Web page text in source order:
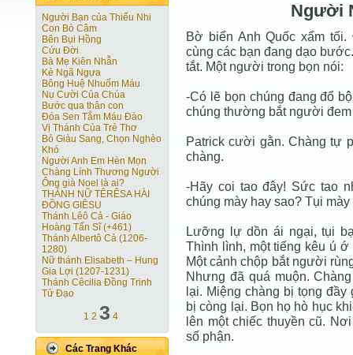
Người Bạn của Thiếu Nhi
Con Bò Câm
Bên Bụi Hồng
Cứu Đời
Bà Mẹ Kiên Nhẫn
Kẻ Ngã Ngựa
Bông Huệ Nhuốm Máu
Nụ Cười Của Chúa
Bước qua thân con
Đóa Sen Tắm Máu Đào
Vị Thánh Của Trẻ Thơ
Bỏ Giàu Sang, Chọn Nghèo
Khó
Người Anh Em Hèn Mọn
Chàng Lính Thương Người
Ông già Noel là ai?
THÁNH NỮ TÊRÊSA HÀI
ÐỒNG GIÊSU
Thánh Lêô Cả - Giáo
Hoàng Tấn Sĩ (+461)
Thánh Albertô Cả (1206-
1280)
Nữ thánh Elisabeth – Hung
Gia Lợi (1207-1231)
Thánh Cêcilia Đồng Trinh
Tử Đạo
1 2 3 4
Các Trang Khác
Người
Bờ biển Anh Quốc xẩm
cùng các bạn đang dạo
tắt. Một người trong bọn nói:
-Có lẽ bọn chúng đang đổ
chúng thường bắt người đem
Patrick cười gằn. Chàng tự
chàng.
-Hãy coi tao đây! Sức tao
chúng mày hay sao? Tụi
Lưỡng lự dồn ái ngại, tụi
Thình lình, một tiếng kêu ú
Một cảnh chộp bắt người
Nhưng đã quá muộn.
lại. Miệng chàng bị tọng
bị còng lại. Bọn họ hò hục
lên một chiếc thuyền cũ.
số phận.